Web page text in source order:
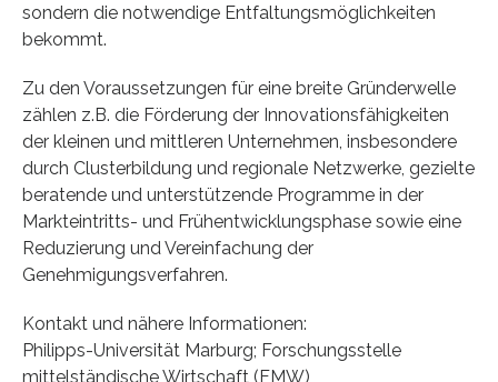
sondern die notwendige Entfaltungsmöglichkeiten
bekommt.
Zu den Voraussetzungen für eine breite Gründerwelle
zählen z.B. die Förderung der Innovationsfähigkeiten
der kleinen und mittleren Unternehmen, insbesondere
durch Clusterbildung und regionale Netzwerke, gezielte
beratende und unterstützende Programme in der
Markteintritts- und Frühentwicklungsphase sowie eine
Reduzierung und Vereinfachung der
Genehmigungsverfahren.
Kontakt und nähere Informationen:
Philipps-Universität Marburg; Forschungsstelle
mittelständische Wirtschaft (FMW)